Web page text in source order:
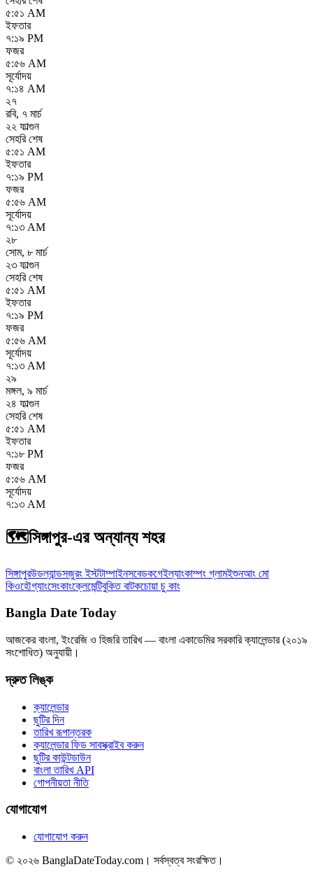
৫:৫১ AM
ইফতার
৭:১৯ PM
ফজর
৫:৫৬ AM
সূর্যোদয়
৭:১৪ AM
২৭
রবি, ৭ মার্চ
২২ ফাল্গুন
সেহরি শেষ
৫:৫১ AM
ইফতার
৭:১৯ PM
ফজর
৫:৫৬ AM
সূর্যোদয়
৭:১৩ AM
২৮
সোম, ৮ মার্চ
২৩ ফাল্গুন
সেহরি শেষ
৫:৫১ AM
ইফতার
৭:১৯ PM
ফজর
৫:৫৬ AM
সূর্যোদয়
৭:১৩ AM
২৯
মঙ্গল, ৯ মার্চ
২৪ ফাল্গুন
সেহরি শেষ
৫:৫১ AM
ইফতার
৭:১৮ PM
ফজর
৫:৫৬ AM
সূর্যোদয়
৭:১৩ AM
🗺️সিঙ্গাপুর-এর অন্যান্য শহর
সিঙ্গাপুরউডল্যান্ডসজুরং ইস্টটাম্পাইনসবেডকগেইল্যাংকাম্পং গ্লামইশুনআং মো
কিওহৌগ্যাংসেংকাংক্লেমেন্টিবুকিত বাটকচোয়া চু কাং
Bangla Date Today
আজকের বাংলা, ইংরেজি ও হিজরি তারিখ — বাংলা একাডেমির সরকারি ক্যালেন্ডার (২০১৯
সংশোধিত) অনুযায়ী।
দ্রুত লিঙ্ক
ক্যালেন্ডার
ছুটির দিন
তারিখ রূপান্তরক
ক্যালেন্ডার ফিড সাবস্ক্রাইব করুন
ছুটির কাউন্টডাউন
বাংলা তারিখ API
গোপনীয়তা নীতি
যোগাযোগ
যোগাযোগ করুন
© ২০২৬ BanglaDateToday.com। সর্বস্বত্ব সংরক্ষিত।